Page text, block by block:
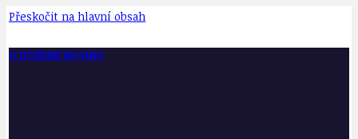
Přeskočit na hlavní obsah
OTEVŘENÉ NOVINY